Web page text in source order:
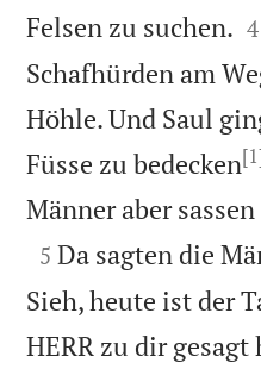
Felsen zu suchen. 
4
Schafhürden am
Höhle. Und Saul
Füsse zu bedecken
Männer aber

5 Da sagten die
Sieh, heute ist der
HERR zu dir gesagt